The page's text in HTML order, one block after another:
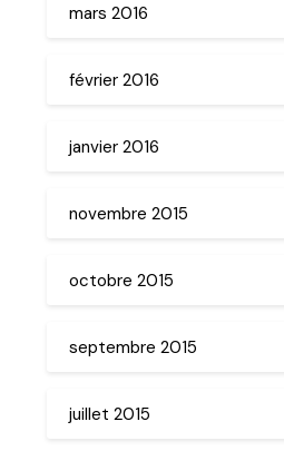
mars 2016
février 2016
janvier 2016
novembre 2015
octobre 2015
septembre 2015
juillet 2015